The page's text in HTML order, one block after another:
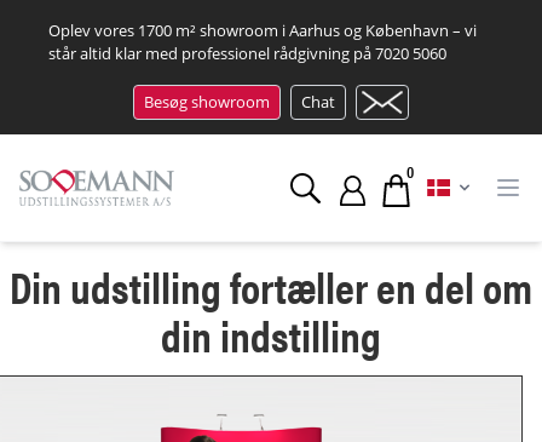
Oplev vores 1700 m² showroom i Aarhus og København – vi
står altid klar med professionel rådgivning på7020 5060
Besøg showroom Chat
0
Din udstilling fortæller en del om
din indstilling